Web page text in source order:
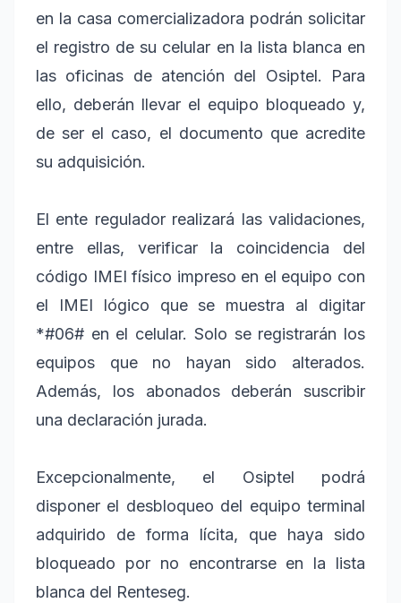
en la casa comercializadora podrán solicitar
el registro de su celular en la lista blanca en
las oficinas de atención del Osiptel. Para
ello, deberán llevar el equipo bloqueado y,
de ser el caso, el documento que acredite
su adquisición.
El ente regulador realizará las validaciones,
entre ellas, verificar la coincidencia del
código IMEI físico impreso en el equipo con
el IMEI lógico que se muestra al digitar
*#06# en el celular. Solo se registrarán los
equipos que no hayan sido alterados.
Además, los abonados deberán suscribir
una declaración jurada.
Excepcionalmente, el Osiptel podrá
disponer el desbloqueo del equipo terminal
adquirido de forma lícita, que haya sido
bloqueado por no encontrarse en la lista
blanca del Renteseg.